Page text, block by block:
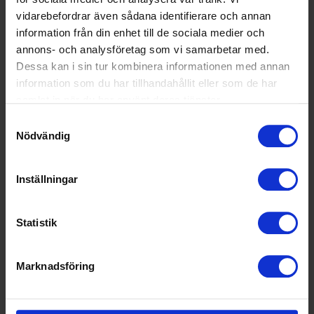
vidarebefordrar även sådana identifierare och annan
information från din enhet till de sociala medier och
annons- och analysföretag som vi samarbetar med.
Dessa kan i sin tur kombinera informationen med annan
information som du har tillhandahållit eller som de har
Nödvändig
Inställningar
Statistik
Marknadsföring
Hur kan organisationen
skydda visselblåsare från
repressalier?